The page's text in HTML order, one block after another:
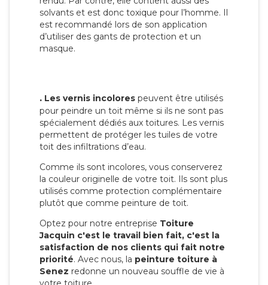
solvants et est donc toxique pour l’homme. Il
est recommandé lors de son application
d’utiliser des gants de protection et un
masque.
. Les vernis incolores peuvent être utilisés
pour peindre un toit même si ils ne sont pas
spécialement dédiés aux toitures. Les vernis
permettent de protéger les tuiles de votre
toit des infiltrations d’eau.
Comme ils sont incolores, vous conserverez
la couleur originelle de votre toit. Ils sont plus
utilisés comme protection complémentaire
plutôt que comme peinture de toit.
Optez pour notre entreprise Toiture
Jacquin c'est le travail bien fait, c'est la
satisfaction de nos clients qui fait notre
priorité. Avec nous, la peinture toiture à
Senez redonne un nouveau souffle de vie à